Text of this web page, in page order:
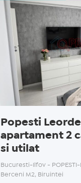
Popesti
apartament 2
si utilat
Bucuresti-Ilfov -
Berceni M2, Biruintei